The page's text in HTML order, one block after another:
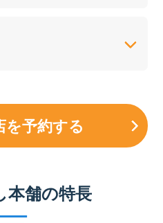
を予約する
本舗の特長